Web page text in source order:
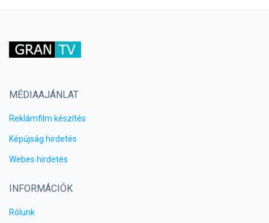
MÉDIAAJÁNLAT
Reklámfilm készítés
Képújság hirdetés
Webes hirdetés
INFORMÁCIÓK
Rólunk